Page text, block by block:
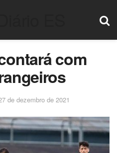
com
de dezembro de 2021